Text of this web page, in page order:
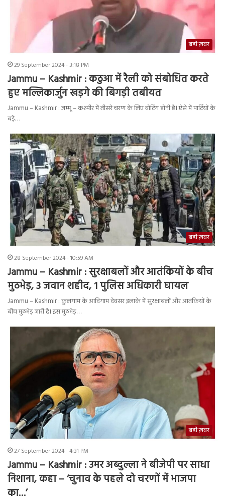
बड़ी ख़बर
29 September 2024 - 3:18 PM
Jammu – Kashmir : कठुआ में रैली को संबोधित करते
हुए मल्लिकार्जुन खड़गे की बिगड़ी तबीयत
Jammu – Kashmir : जम्मू – कश्मीर में तीसरे चरण के लिए वोटिंग होनी है। ऐसे में पार्टियों के
बड़े…
बड़ी ख़बर
28 September 2024 - 10:59 AM
Jammu – Kashmir : सुरक्षाबलों और आतंकियों के बीच
मुठभेड़, 3 जवान शहीद, 1 पुलिस अधिकारी घायल
Jammu – Kashmir : कुलगाम के आदिगाम देवसर इलाके में सुरक्षाबलों और आतंकियों के
बीच मुठभेड़ जारी है। इस मुठभेड़…
बड़ी ख़बर
27 September 2024 - 4:31 PM
Jammu – Kashmir : उमर अब्दुल्ला ने बीजेपी पर साधा
निशाना, कहा – ‘चुनाव के पहले दो चरणों में भाजपा
का…’